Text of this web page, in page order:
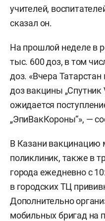
учителей,
сказал он.
На прошлой неделе в
тыс. 600 доз, в том
доз. «Вчера
доз вакцины
ожидается
„ЭпиВакКороны“», —
В Казани вакцинацию
поликлиник, также в
города ежедневно с
в городских ТЦ
Дополнительно
мобильных бригад на